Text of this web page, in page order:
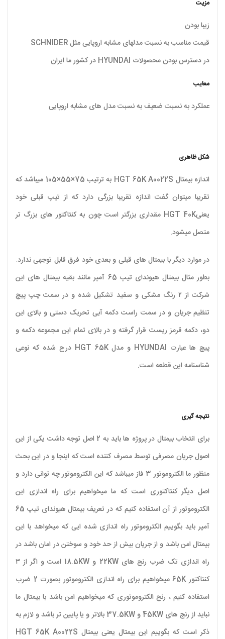
مزیت
زیبا بودن
قیمت مناسب به نسبت مدلهای مشابه اروپایی مثل SCHNIDER
در دسترس بودن محصولات HYUNDAI در کشور ما ایران
معایب
عملکرد به نسبت ضعیف به نسبت مدل های مشابه اروپایی
شکل ظاهری
اندازه بیمتال HGT 65K A0022S به ترتیب 75×55×105 میباشد که
تقریبا میتوان گفت اندازه تقریبا بزرگی دارد که از تیپ قبلی خود
یعنیHGT 40K مقداری بزرگتر است چون به کنتاکتور های بزرگ تر
متصل میشود.
در موارد دیگر با بیمتال های قبلی و بعدی خود فرق قابل توجهی ندارد.
بطور مثال بیمتال هیوندای تیپ 65 آمپر مانند بقیه بیمتال های این
شرکت از ۲ رنگ مشکی و سفید تشکیل شده و در سمت چپ پیچ
تنظیم جریان و در سمت راست دکمه آبی تحریک دستی و بالای این
دو، دکمه قرمز ریست قرار گرفته و در بالای تمام این مجموعه دکمه و
پیچ ها عبارت HYUNDAI و مدل HGT 65K درج شده که نوعی
شناسنامه این قطعه است.
نتیجه گیری
برای انتخاب بیمتال در پروژه ها باید به 2 اصل توجه داشت یکی از این
اصول جریان مصرفی توسط مصرف کننده است که اینجا و در این بحث
منظور ما الکتروموتور 3 فاز میباشد که این الکتروموتور چه توانی دارد و
اصل دیگر کنتاکتوری است که ما میخواهیم برای راه اندازی این
الکتروموتور از آن استفاده کنیم که در تعریف بیمتال هیوندای تیپ 65
آمپر باید بگوییم الکتروموتور راه اندازی شده ایی که میخواهد با این
بیمتال امن باشد و از جریان بیش از حد خود و سوختن در امان باشد در
راه اندازی تک ضرب رنج های 22KW و 18.5KW است و اگر از ۳
کنتاکتور 65K میخواهیم برای راه اندازی الکتروموتور بصورت 2 ضرب
استفاده کنیم ، رنج الکتروموتوری که میخواهیم امن باشد با بیمتال ما
نباید از رنج های 45KW و 37.5KW بالاتر و یا پایین تر باشد و لازم به
ذکر است که بگوییم این بیمتال یعنی بیمتال HGT 65K A0022S